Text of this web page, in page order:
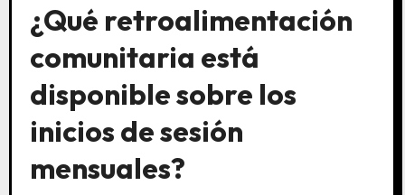
¿Qué retroalimentación
comunitaria está
disponible sobre los
inicios de sesión
mensuales?